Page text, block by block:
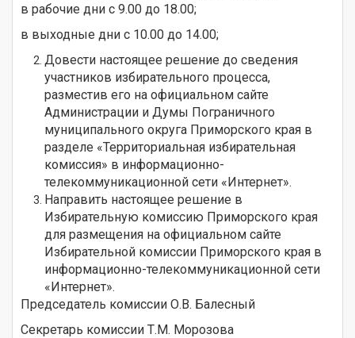
в рабочие дни с 9.00 до 18.00;
в выходные дни с 10.00 до 14.00;
Довести настоящее решение до сведения
участников избирательного процесса,
разместив его на официальном сайте
Администрации и Думы Пограничного
муниципального округа Приморского края в
разделе «Территориальная избирательная
комиссия» в информационно-
телекоммуникационной сети «Интернет».
Направить настоящее решение в
Избирательную комиссию Приморского края
для размещения на официальном сайте
Избирательной комиссии Приморского края в
информационно-телекоммуникационной сети
«Интернет».
Председатель комиссии О.В. Балесный
Секретарь комиссии Т.М. Морозова